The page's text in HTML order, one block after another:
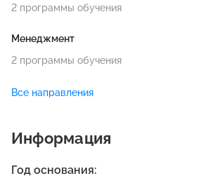
2 программы обучения
Менеджмент
2 программы обучения
Экономика
Химия и биология
2 программы обучения
Все направления
Информация
Год основания: